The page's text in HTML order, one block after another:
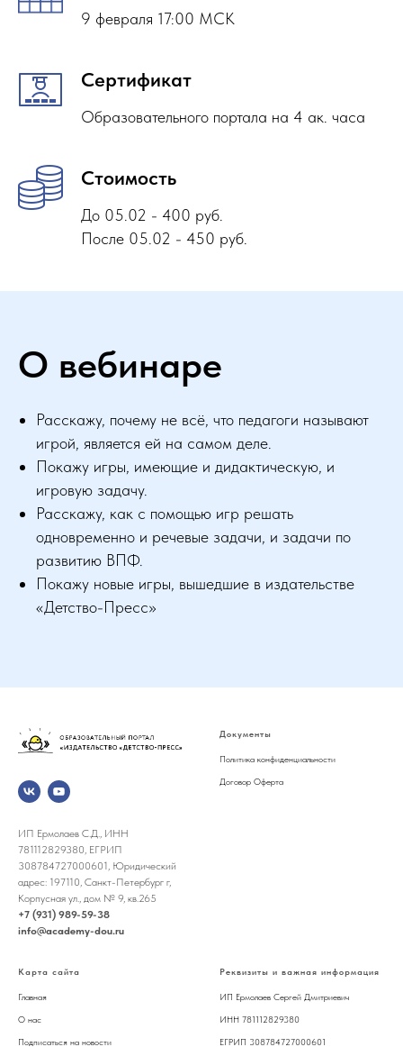
9 февраля 17:00 МСК
Сертификат
Образовательного портала на 4 ак. часа
Стоимость
До 05.02 - 400 руб.
После 05.02 - 450 руб.
О вебинаре
Расскажу, почему не всё, что педагоги называют
игрой, является ей на самом деле.
Покажу игры, имеющие и дидактическую, и
игровую задачу.
Расскажу, как с помощью игр решать
одновременно и речевые задачи, и задачи по
развитию ВПФ.
Покажу новые игры, вышедшие в издательстве
«Детство-Пресс»
ИП Ермолаев С.Д., ИНН
781112829380, ЕГРИП
308784727000601, Юридический
адрес: 197110, Санкт-Петербург г,
Корпусная ул., дом № 9, кв.265
+7 (931) 989-59-38
info@academy-dou.ru
Документы
Политика конфиденциальности
Договор Оферта
Карта сайта
Главная
О нас
Подписаться на новости
Реквизиты и важная информация
ИП Ермолаев Сергей Дмитриевич
ИНН 781112829380
ЕГРИП 308784727000601